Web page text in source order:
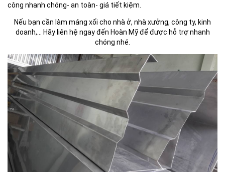
công nhanh chóng- an toàn- giá tiết kiệm.
Nếu bạn cần làm máng xối cho nhà ở, nhà xưởng, công ty, kinh
doanh,… Hãy liên hệ ngay đến Hoàn Mỹ để được hỗ trợ nhanh
chóng nhé.